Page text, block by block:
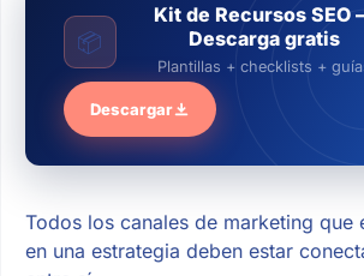
📦
Kit de Recursos SEO
Descarga gratis
Plantillas + checklists +
Descargar
Todos los canales de marketing que
en una estrategia deben estar